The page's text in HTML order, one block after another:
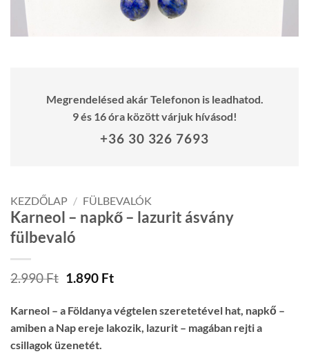
Megrendelésed akár Telefonon is leadhatod.
9 és 16 óra között várjuk hívásod!
+36 30 326 7693
KEZDŐLAP / FÜLBEVALÓK
Karneol – napkő – lazurit ásvány
fülbevaló
2.990Ft Original
was:
2.990 Ft.
1.890 FtCurrent
is:
1.890 Ft.
Karneol – a Földanya végtelen szeretetével hat, napkő –
amiben a Nap ereje lakozik, lazurit – magában rejti a
csillagok üzenetét.